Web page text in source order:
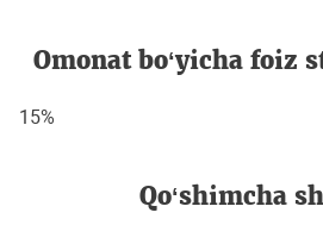
Omonat bo‘yicha foiz
15%
Qo‘shimcha